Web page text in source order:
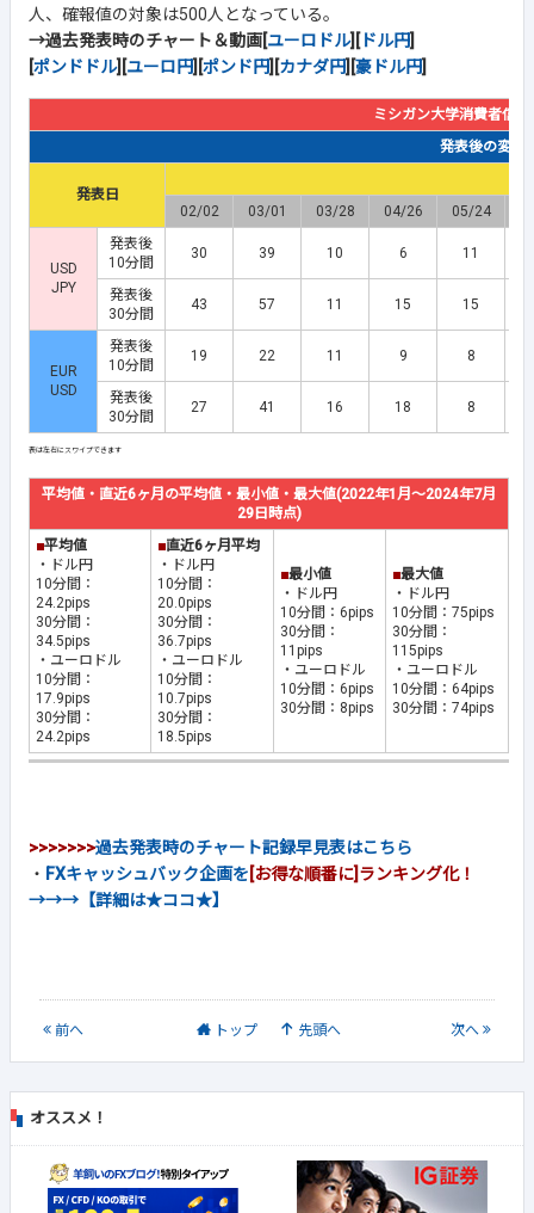
人、確報値の対象は500人となっている。
→過去発表時のチャート＆動画[ユーロドル][ ドル円]
[ポンドドル][ユーロ円][ポンド円][カナダ円][豪ドル円]
ミシガン大学消費者信
発表後の変動
発表日
02/02
03/01 03/28 04/26 05/24
USD
JPY
発表後
10分間
30 39 10 6 11
発表後
30分間
43 57 11 15 15
EUR
USD
発表後
10分間
19 22 11 9 8
発表後
30分間
27 41 16 18 8
平均値・直近6ヶ月の平均値・最小値・最大値(2022年1月～2024年7月
29日時点)
■平均値
・ドル円
10分間：
24.2pips
30分間：
34.5pips
・ユーロドル
10分間：
17.9pips
30分間：
24.2pips
■直近6ヶ月平均
・ドル円
10分間：
20.0pips
30分間：
36.7pips
・ユーロドル
10分間：
10.7pips
30分間：
18.5pips
■最小値
・ドル円
10分間：6pips
30分間：
11pips
・ユーロドル
10分間：6pips
30分間：8pips
■最大値
・ドル円
10分間：75pips
30分間：
115pips
・ユーロドル
10分間：64pips
30分間：74pips
>>>>>>>過去発表時のチャート記録早見表はこちら
・ FXキャッシュバック企画を [お得な順番に]ランキング化！
→→→【詳細は★ココ★】
前へ トップ 先頭へ 次へ
オススメ！